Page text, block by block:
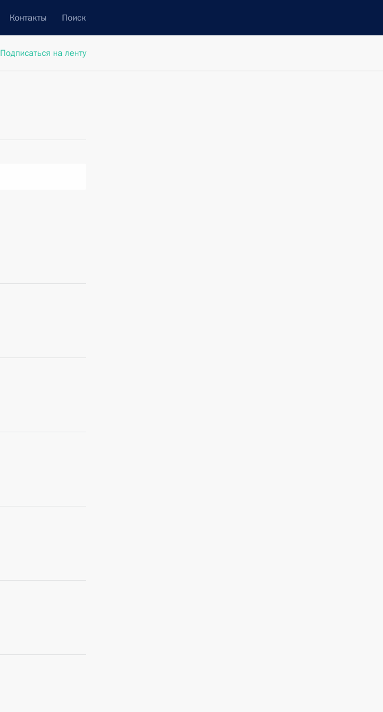
Контакты Поиск
Подписаться на ленту